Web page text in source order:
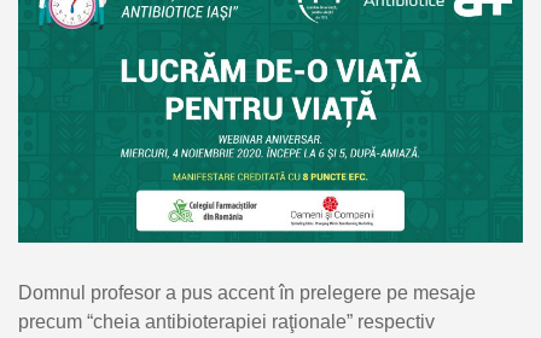
Domnul profesor a pus accent în prelegere pe mesaje
precum “cheia antibioterapiei raţionale” respectiv